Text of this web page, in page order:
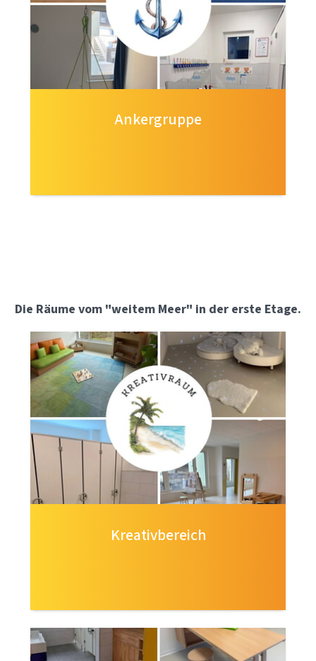
Ankergruppe
Die Räume vom "weitem Meer" in der erste Etage.
Kreativbereich